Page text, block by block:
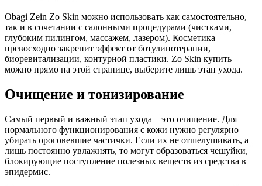
Obagi Zein Zo Skin можно использовать как самостоятельно,
так и в сочетании с салонными процедурами (чистками,
глубоким пилингом, массажем, лазером). Косметика
превосходно закрепит эффект от ботулинотерапии,
биоревитализации, контурной пластики. Zo Skin купить
можно прямо на этой странице, выберите лишь этап ухода.
Очищение и тонизирование
Самый первый и важный этап ухода – это очищение. Для
нормального функционирования с кожи нужно регулярно
убирать ороговевшие частички. Если их не отшелушивать, а
лишь постоянно увлажнять, то могут образоваться чешуйки,
блокирующие поступление полезных веществ из средства в
эпидермис.